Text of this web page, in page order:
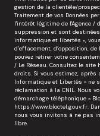
gestion de la clientèle/
Traitement de vos Données
l'intérêt légitime de l'Agence /
suppression et sont destinées
informatique et libertés »,
d’effacement, d’opposition,
pouvez retirer votre
/ Le Réseau. Consultez le site
droits. Si vous estimez, après
Informatique et Libertés » ne
réclamation à la CNIL. Nous
démarchage téléphonique «
https://www.bloctel.gouv.fr.
nous vous invitons à ne pas
libre.